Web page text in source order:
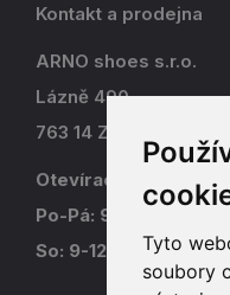
Tyto
soubory
Kontakt a prodejna
ARNO shoes s.r.o.
Lázně 490
763 14 Zlín - Kostelec
Otevírací doba
Po-Pá: 9-17
So: 9-12